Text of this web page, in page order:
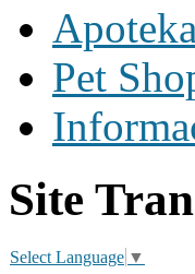
Apoteka
Pet
Site
Select Language ▼